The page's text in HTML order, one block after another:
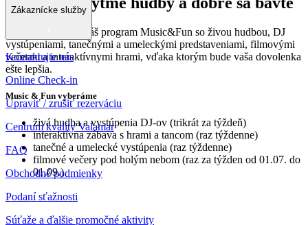
Skvelý čas zaručí náš program Music&Fun so živou hudbou, DJ
vystúpeniami, tanečnými a umeleckými predstaveniami, filmovými
večermi a interaktívnymi hrami, vďaka ktorým bude vaša dovolenka
ešte lepšia.
Music & Fun vyberáme
živá hudba a vystúpenia DJ-ov (trikrát za týždeň)
interaktívna zábava s hrami a tancom (raz týždenne)
tanečné a umelecké vystúpenia (raz týždenne)
filmové večery pod holým nebom (raz za týžden od 01.07. do
01.09.)
Zákaznícke služby
Kontaktujte nás
Online Check-in
Upraviť / zrušiť rezerváciu
Centrum kvality Valamar
FAQ
Obchodné podmienky
Podaní sťažnosti
Súťaže a ďalšie promočné aktivity